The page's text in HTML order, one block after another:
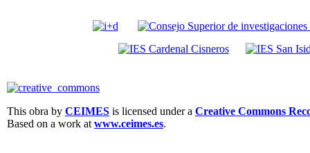
This obra by CEIMES is licensed under a Creative Commons
Based on a work at www.ceimes.es.